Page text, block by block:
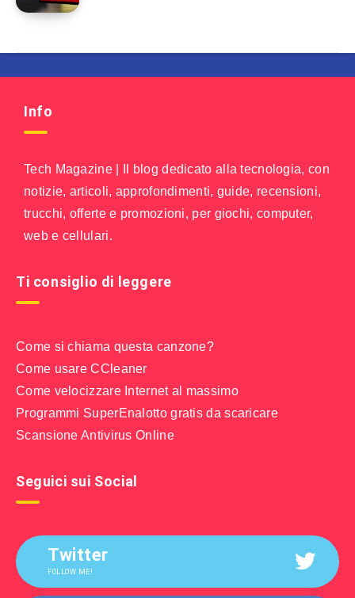
Info
Tech Magazine | Il blog dedicato alla tecnologia, con
notizie, articoli, approfondimenti, guide, recensioni,
trucchi, offerte e promozioni, per giochi, computer,
web e cellulari.
Ti consiglio di leggere
Come si chiama questa canzone?
Come usare CCleaner
Come velocizzare Internet al massimo
Programmi SuperEnalotto gratis da scaricare
Scansione Antivirus Online
Seguici sui Social
Twitter
FOLLOW ME!